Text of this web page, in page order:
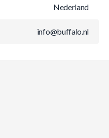
Nederland
info@buffalo.nl